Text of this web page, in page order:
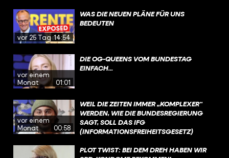
ÄNDERUNGEN BEI DER PSYCHOTHERAPIE
WURDEN SCHARF KRITISIERT. DIE
DAS GESETZ EIN BISSCHEN LOCKERN
SOLLEN – IM FOKUS STEHEN DA AUCH
vor 25 Tagen14:54
WAS DIE NEUEN PLÄNE FÜR UNS
BEDEUTEN
vor einem
Monat
01:01
DIE OG-QUEENS VOM BUNDESTAG
EINFACH...
vor einem
Monat
00:58
WEIL DIE ZEITEN IMMER „KOMPLEXER“
WERDEN, WIE DIE BUNDESREGIERUNG
SAGT, SOLL DAS IFG
(INFORMATIONSFREIHEITSGESETZ)
BEREICHE „KRITISCHE INFRASTRUKTUR,
PLOT TWIST: BEI DEM DREH HABEN WIR